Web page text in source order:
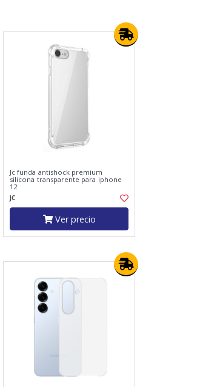
Jc funda antishock premium
silicona transparente para iphone
12
JC
Ver precio